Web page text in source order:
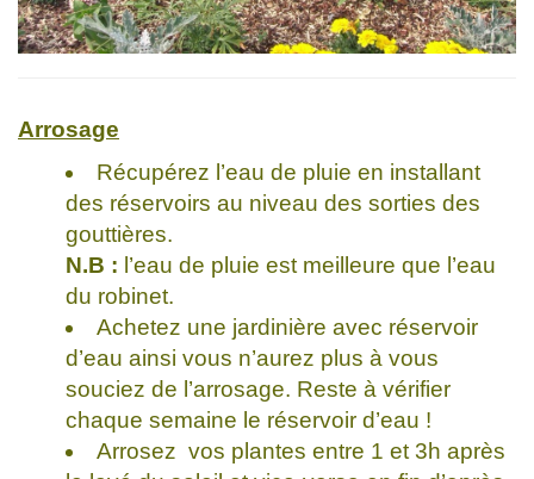
Arrosage
Récupérez l’eau de pluie en installant
des réservoirs au niveau des sorties des
gouttières.
N.B : l’eau de pluie est meilleure que l’eau
du robinet.
Achetez une jardinière avec réservoir
d’eau ainsi vous n’aurez plus à vous
souciez de l’arrosage. Reste à vérifier
chaque semaine le réservoir d’eau !
Arrosez vos plantes entre 1 et 3h après